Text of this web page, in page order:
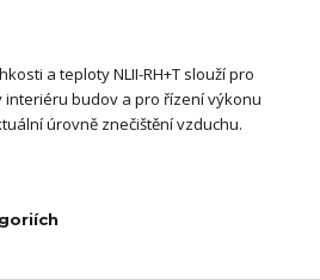
a teploty NLII-RH+T slouží pro
budov a pro řízení výkonu
úrovně znečištění vzduchu.